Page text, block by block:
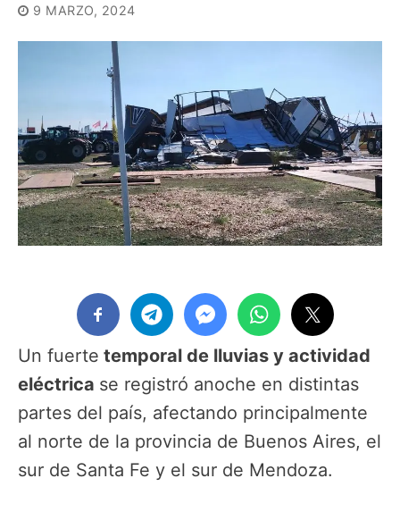
9 MARZO, 2024
Un fuerte temporal de lluvias y actividad
eléctrica se registró anoche en distintas
partes del país, afectando principalmente
al norte de la provincia de Buenos Aires, el
sur de Santa Fe y el sur de Mendoza.